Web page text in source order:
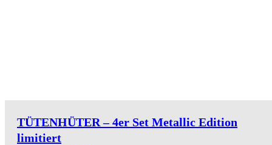
TÜTENHÜTER – 4er Set Metallic Edition
limitiert